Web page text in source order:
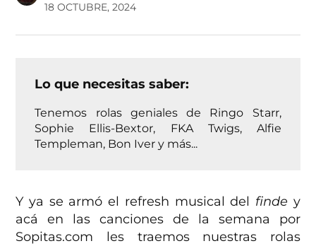
18 OCTUBRE, 2024
Lo que necesitas saber:
Tenemos rolas geniales de Ringo Starr,
Sophie Ellis-Bextor, FKA Twigs, Alfie
Templeman, Bon Iver y más...
Y ya se armó el refresh musical del finde y
acá en las canciones de la semana por
Sopitas.com les traemos nuestras rolas